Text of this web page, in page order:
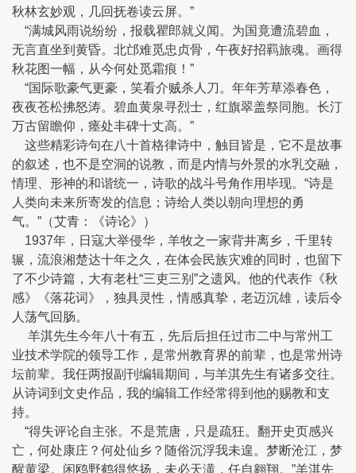
秋林玄妙观，几回抚卷读云屏。”
“满城风雨说纷纷，报载瞿郎就义闻。为国竟遭流碧血，
无言直坐到黄昏。北邙难觅忠贞骨，午夜好招羁旅魂。画得
秋花图一幅，从今何处觅霜痕！”
“国际歌豪气更豪，笑看介贼杀人刀。年年芳草添春色，
夜夜苍松拂怒涛。碧血黄泉寻烈士，红旗翠盖祭同胞。长汀
万古留瞻仰，瘗处丰碑十丈高。”
这些精彩诗句在八十首格律诗中，触目皆是，它不是故事
的叙述，也不是空洞的说教，而是内情与外景的水乳交融，
情理、形神的和谐统一，诗歌的战斗号角作用毕现。“诗是
人类向未来所寄发的信息；诗给人类以朝向理想的勇
气。”（艾青：《诗论》）
1937年，日寇大举侵华，羊牧之一家背井离乡，千里转
辗，流浪湘楚达十年之久，在体会民族灾难的同时，也留下
了不少诗篇，大有老杜“三吏三别”之遗风。他的代表作《秋
感》《落花词》，独具灵性，情感真挚，老迈沉雄，读后令
人荡气回肠。
羊淇先生今年八十有五，先后后担任过市二中与常州工
业技术学院的领导工作，是常州教育界的前辈，也是常州诗
坛前辈。我任两报副刊编辑期间，与羊淇先生有诸多交往。
从诗词到文史作品，我的编辑工作经常得到他的赐教和支
持。
“得失评论自主张。不是荒唐，只是疏狂。翻开史页感兴
亡，何处康庄？何处仙乡？随俗沉浮我未遑。梦断沧江，梦
醒黄梁。闲鸥野鹤得悠扬，未必天潢，任自翱翔。”羊淇先